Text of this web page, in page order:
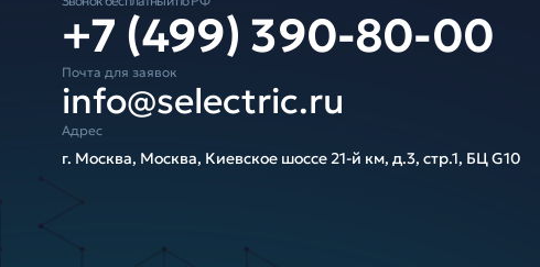
+7 (499) 390-80-00
Почта для заявок
info@selectric.ru
Адрес
г. Москва, Москва, Киевское шоссе 21-й км, д.3, стр.1, БЦ G10